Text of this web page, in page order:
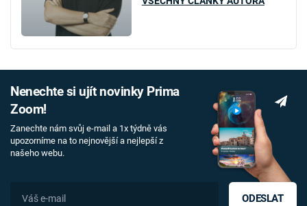
Nenechte si ujít novinky Prima
Zoom!
Zanechte nám svůj e-mail a 1x týdně vás
upozorníme na to nejnovější a nejlepší z
našeho webu.
ODESLAT